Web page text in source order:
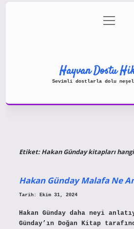
Gizlilik menüyü
aç
Hayvan Dostu
Sevimli dostlarla dolu
Etiket:Hakan Günday kitapları
Hakan Günday Malafa Ne
Tarih: Ekim 31, 2024
Hakan Günday daha neyi
Günday’ın Doğan Kitap